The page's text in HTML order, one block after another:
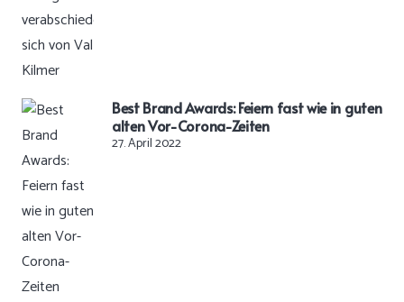
Best Brand Awards: Feiern fast wie in guten
alten Vor-Corona-Zeiten
27. April 2022